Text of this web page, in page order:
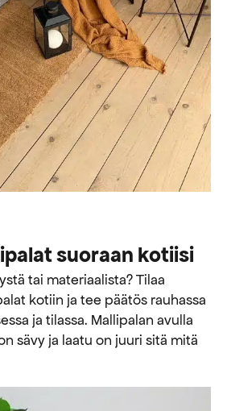
suoraan kotiisi
tai materiaalista? Tilaa
kotiin ja tee päätös rauhassa
ja tilassa. Mallipalan avulla
sävy ja laatu on juuri sitä mitä